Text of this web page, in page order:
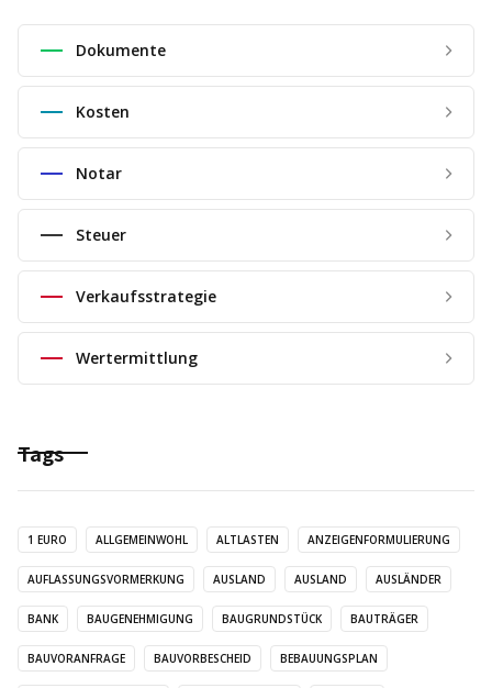
Dokumente
Kosten
Notar
Steuer
Verkaufsstrategie
Wertermittlung
Tags
1 EURO ALLGEMEINWOHL ALTLASTEN ANZEIGENFORMULIERUNG
AUFLASSUNGSVORMERKUNG AUSLAND AUSLAND AUSLÄNDER
BANK BAUGENEHMIGUNG BAUGRUNDSTÜCK BAUTRÄGER
BAUVORANFRAGE BAUVORBESCHEID BEBAUUNGSPLAN